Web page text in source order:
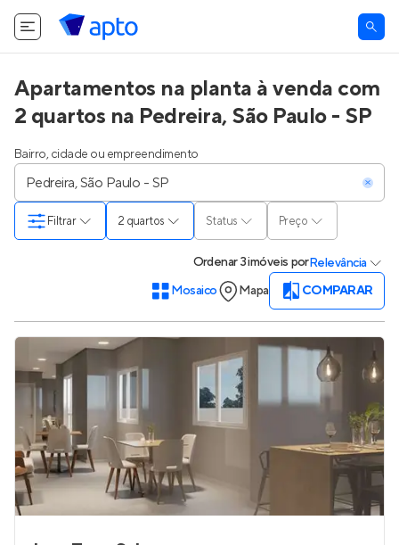
Apartamentos na planta à venda com
2 quartos na Pedreira, São Paulo - SP
Bairro, cidade ou empreendimento
2 quartos Status Preço
Filtrar
Ordenar3 imóveis porRelevância
Mosaico
Mapa COMPARAR